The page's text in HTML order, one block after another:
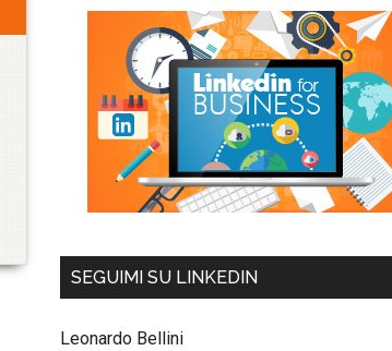
SEGUIMI SU LINKEDIN
Leonardo Bellini